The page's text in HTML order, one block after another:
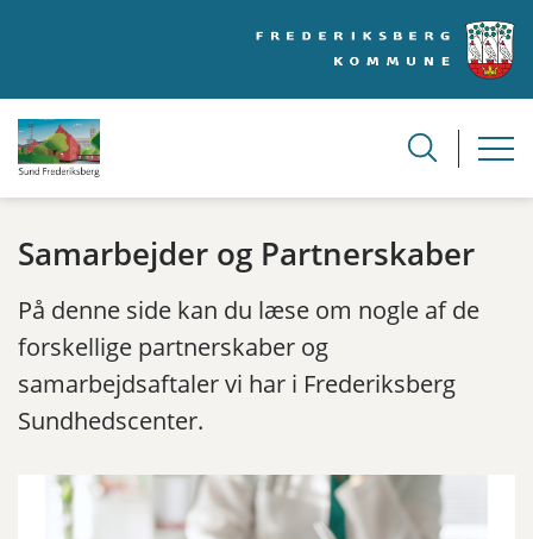
Samarbejder og Partnerskaber
På denne side kan du læse om nogle af de
forskellige partnerskaber og
samarbejdsaftaler vi har i Frederiksberg
Sundhedscenter.